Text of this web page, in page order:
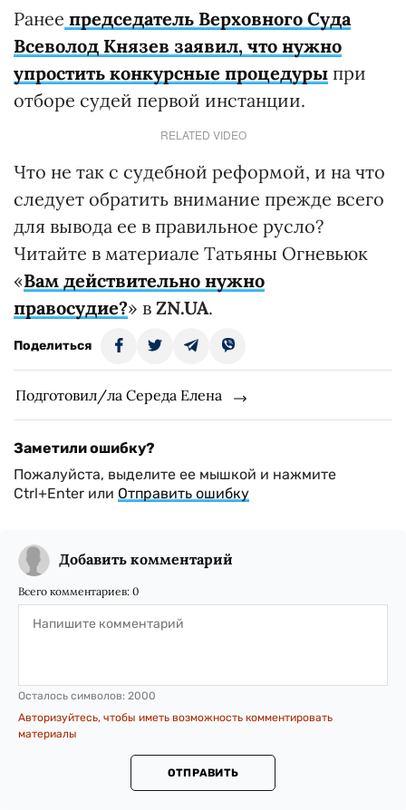
Ранее председатель Верховного Суда
Всеволод Князев заявил, что нужно
упростить конкурсные процедуры при
отборе судей первой инстанции.
RELATED VIDEO
Что не так с судебной реформой, и на что
следует обратить внимание прежде всего
для вывода ее в правильное русло?
Читайте в материале Татьяны Огневьюк
«Вам действительно нужно
правосудие?» в ZN.UA.
Поделиться
Подготовил/ла Середа Елена
Заметили ошибку?
Пожалуйста, выделите ее мышкой и нажмите
Ctrl+Enter или Отправить ошибку
Добавить комментарий
Всего комментариев: 0
Осталось символов: 2000
Авторизуйтесь, чтобы иметь возможность комментировать
материалы
ОТПРАВИТЬ